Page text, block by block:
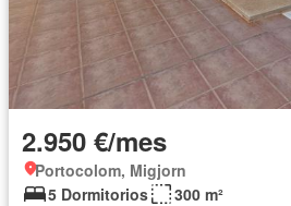
2.950 €/mes
Portocolom, Migjorn
5 Dormitorios
300 m²